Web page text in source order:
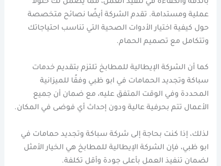
بالدقة والكفاءة في تنفيذ العمل، مما يضمن لك حلولاً
عملية ومستدامة. تقدم الشركة أيضًا نصائح متخصصة
حول كيفية اختيار الأدوات الصحية التي تناسب احتياجاتك
وتتكامل مع تصميم الحمام.
كما أن الشركة الإيطالية للمطابخ تلتزم بتقديم خدمات
سباكة وتجديد الحمامات في ابو ظبي وفقًا للميزانية
المحددة وفي الوقت المتفق عليه، مع ضمان أن جميع
الأعمال تتم بحرفية عالية ودون إحداث أي فوضى في المكان.
لذلك، إذا كنت بحاجة إلى شركة سباكة وتجديد حمامات في
ابو ظبي، فإن الشركة الإيطالية للمطابخ هي الخيار الأمثل
لضمان تنفيذ العمل بأعلى جودة وأقل تكلفة.